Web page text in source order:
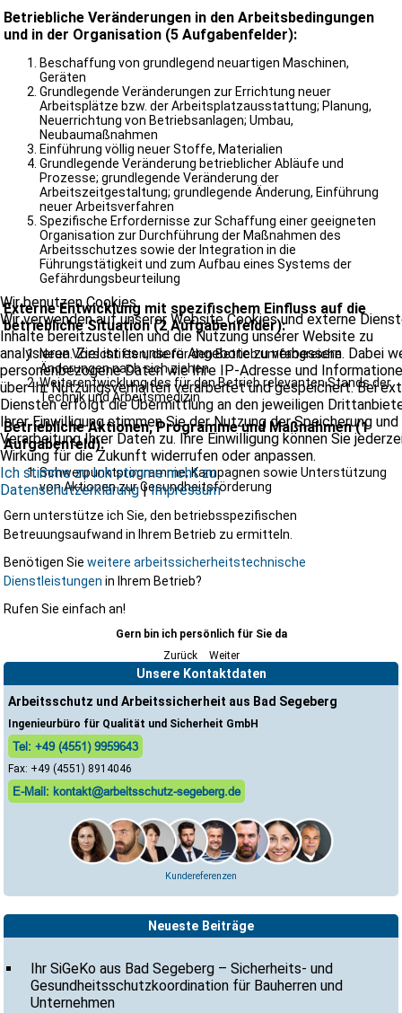
Betriebliche Veränderungen in den Arbeitsbedingungen
und in der Organisation (5 Aufgabenfelder):
Beschaffung von grundlegend neuartigen Maschinen,
Geräten
Grundlegende Veränderungen zur Errichtung neuer
Arbeitsplätze bzw. der Arbeitsplatzausstattung; Planung,
Neuerrichtung von Betriebsanlagen; Umbau,
Neubaumaßnahmen
Einführung völlig neuer Stoffe, Materialien
Grundlegende Veränderung betrieblicher Abläufe und
Prozesse; grundlegende Veränderung der
Arbeitszeitgestaltung; grundlegende Änderung, Einführung
neuer Arbeitsverfahren
Spezifische Erfordernisse zur Schaffung einer geeigneten
Organisation zur Durchführung der Maßnahmen des
Arbeitsschutzes sowie der Integration in die
Führungstätigkeit und zum Aufbau eines Systems der
Gefährdungsbeurteilung
Externe Entwicklung mit spezifischem Einfluss auf die
betriebliche Situation (2 Aufgabenfelder):
Neue Vorschriften, die für den Betrieb umfangreiche
Änderungen nach sich ziehen
Weiterentwicklung des für den Betrieb relevanten Stands der
Technik und Arbeitsmedizin
Betriebliche Aktionen, Programme und Maßnahmen (1
Aufgabenfeld):
Schwerpunktprogramme, Kampagnen sowie Unterstützung
von Aktionen zur Gesundheitsförderung
Gern unterstütze ich Sie, den betriebsspezifischen
Betreuungsaufwand in Ihrem Betrieb zu ermitteln.
Benötigen Sieweitere arbeitssicherheitstechnische
Dienstleistungenin Ihrem Betrieb?
Rufen Sie einfach an!
Gern bin ich persönlich für Sie da
Zurück
Weiter
Unsere Kontaktdaten
Arbeitsschutz und Arbeitssicherheit aus Bad Segeberg
Ingenieurbüro für Qualität und Sicherheit GmbH
Tel: +49 (4551) 9959643
Fax: +49 (4551) 8914046
E-Mail: kontakt@arbeitsschutz-segeberg.de
Kundereferenzen
Neueste Beiträge
Ihr SiGeKo aus Bad Segeberg – Sicherheits- und
Gesundheitsschutzkoordination für Bauherren und
Unternehmen
Wir benutzen Cookies
Wir verwenden auf unserer Website Cookies und externe
Inhalte bereitzustellen und die Nutzung unserer Website zu
analysieren. Ziel ist es unsere Angebote zu verbessern. Dabei
personenbezogene Daten wie Ihre IP-Adresse und
über Ihr Nutzungsverhalten verarbeitet und gespeichert. Bei
Diensten erfolgt die Übermittlung an den jeweiligen
Ihrer Einwilligung stimmen Sie der Nutzung der Speicherung und
Verarbeitung Ihrer Daten zu. Ihre Einwilligung können Sie
Wirkung für die Zukunft widerrufen oder anpassen.
Ich stimme zu Ich stimme nicht zu
Datenschutzerklärung|Impressum